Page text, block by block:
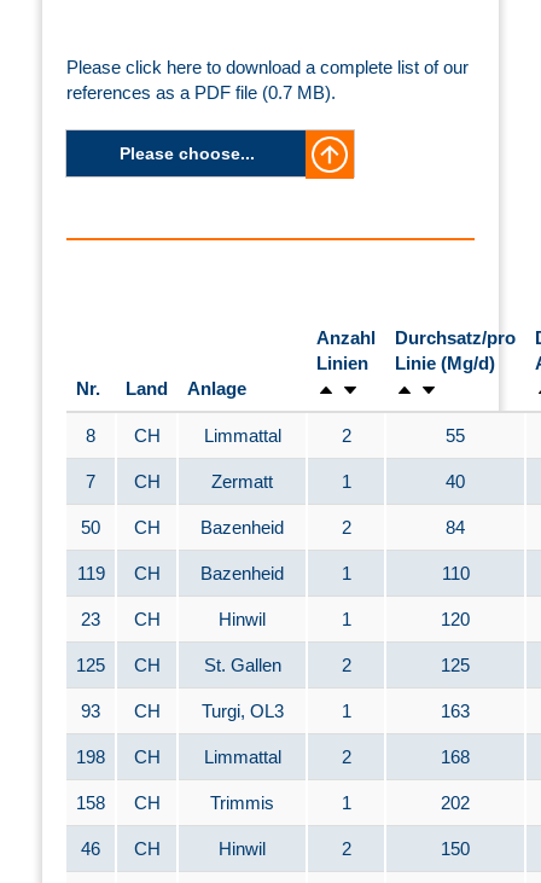
Please click here to download a complete list of our
references as a PDF file (0.7 MB).
Please choose...
Nr. Land Anlage
Anzahl
Linien
Durchsatz/pro
Linie (Mg/d)
8 CH Limmattal 2 55
7 CH Zermatt 1 40
50 CH Bazenheid 2 84
119 CH Bazenheid 1 110
23 CH Hinwil 1 120
125 CH St. Gallen 2 125
93 CH Turgi, OL3 1 163
198 CH Limmattal 2 168
158 CH Trimmis 1 202
46 CH Hinwil 2 150